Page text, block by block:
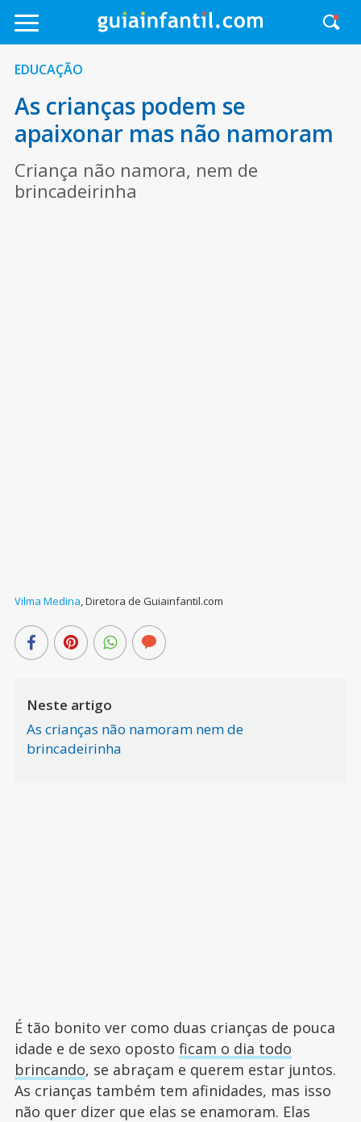
EDUCAÇÃO
As crianças podem se
apaixonar mas não namoram
Criança não namora, nem de
brincadeirinha
Vilma Medina,Diretora de Guiainfantil.com
Neste artigo
As crianças não namoram nem de
brincadeirinha
É tão bonito ver como duas crianças de pouca
idade e de sexo oposto ficam o dia todo
brincando, se abraçam e querem estar juntos.
As crianças também tem afinidades, mas isso
não quer dizer que elas se enamoram. Elas